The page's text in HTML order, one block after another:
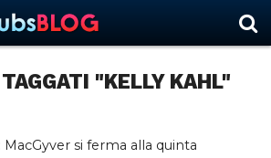
"KELLY KAHL"
MacGyver si ferma alla quinta